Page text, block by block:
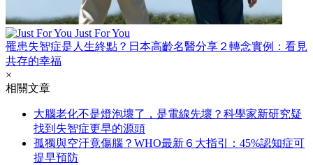
Just For You
罹患失智症是人生終點？日本高齡名醫分享２轉念實例：看見
共存的幸福
×
相關文章
大腦老化不是燈泡壞了，是電線先壞？科學家新研究疑
找到失智症更早的源頭
孤獨與空汙竟傷腦？WHO最新６大指引：45%認知症可
提早預防